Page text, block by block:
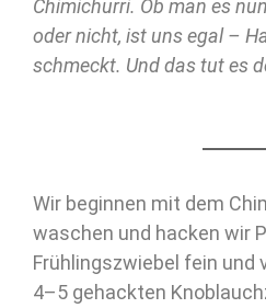
Chimichurri. Ob man es
oder nicht, ist uns egal –
schmeckt. Und das tut es
Wir beginnen mit dem
waschen und hacken wir
Frühlingszwiebel fein und
4–5 gehackten